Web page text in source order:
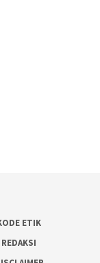
ETIK
REDAKSI